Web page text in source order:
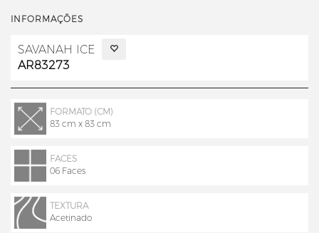
INFORMAÇÕES
SAVANAH ICE
AR83273
FORMATO (CM)
83 cm x 83 cm
FACES
06 Faces
TEXTURA
Acetinado